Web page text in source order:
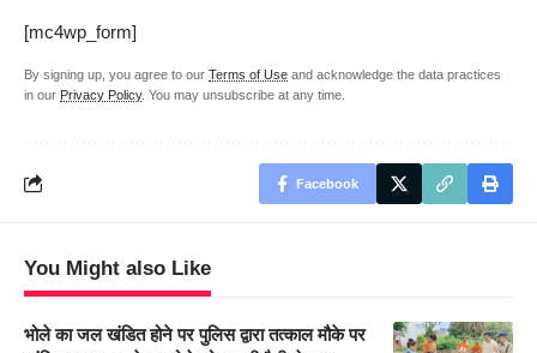
[mc4wp_form]
By signing up, you agree to our Terms of Use and acknowledge the data practices
in our Privacy Policy. You may unsubscribe at any time.
Facebook
You Might also Like
भोले का जल खंडित होने पर पुलिस द्वारा तत्काल मौके पर